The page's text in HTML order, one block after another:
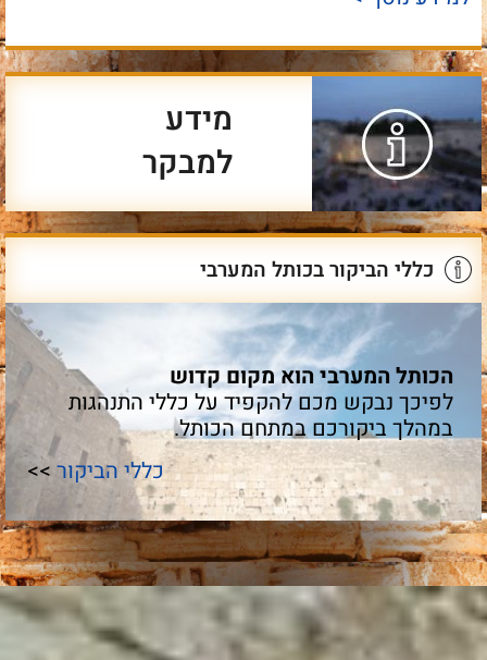
מידע
למבקר
כללי הביקור בכותל המערבי
הכותל המערבי הוא מקום קדוש
לפיכך נבקש מכם להקפיד על כללי התנהגות
במהלך ביקורכם במתחם הכותל.
כללי הביקור >>